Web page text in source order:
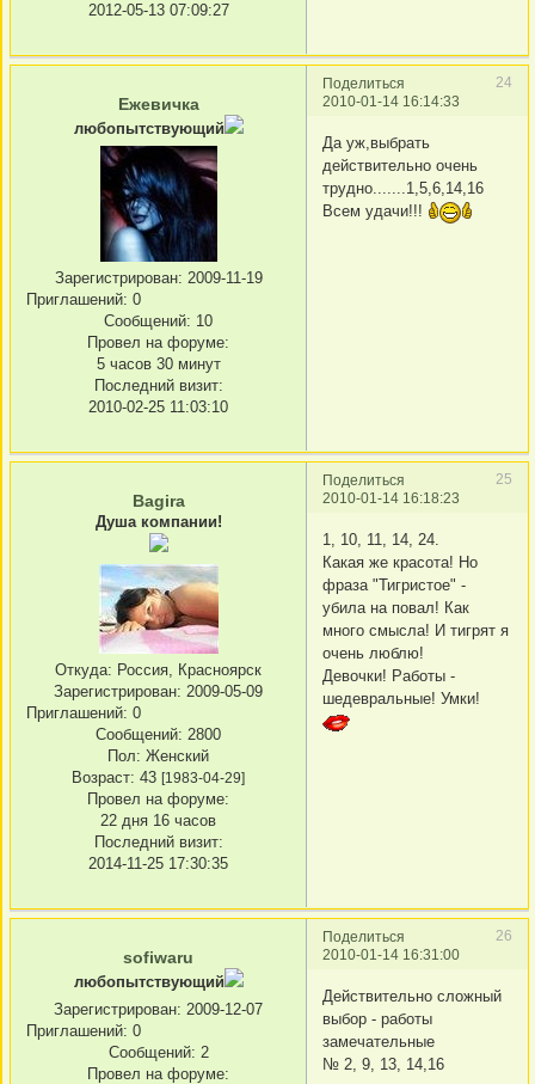
2012-05-13 07:09:27
Поделиться
24
2010-01-14 16:14:33
Ежевичка
любопытствующий
Зарегистрирован: 2009-11-19
Приглашений: 0
Сообщений: 10
Провел на форуме:
5 часов 30 минут
Последний визит:
2010-02-25 11:03:10
Да уж,выбрать
действительно очень
трудно.......1,5,6,14,16
Всем удачи!!!
Поделиться
25
2010-01-14 16:18:23
Bagira
Душа компании!
Откуда: Россия, Красноярск
Зарегистрирован: 2009-05-09
Приглашений: 0
Сообщений: 2800
Пол: Женский
Возраст: 43 [1983-04-29]
Провел на форуме:
22 дня 16 часов
Последний визит:
2014-11-25 17:30:35
1, 10, 11, 14, 24.
Какая же красота! Но
фраза "Тигристое" -
убила на повал! Как
много смысла! И тигрят я
очень люблю!
Девочки! Работы -
шедевральные! Умки!
Поделиться
26
2010-01-14 16:31:00
sofiwaru
любопытствующий
Зарегистрирован: 2009-12-07
Приглашений: 0
Сообщений: 2
Провел на форуме:
Действительно сложный
выбор - работы
замечательные
№ 2, 9, 13, 14,16